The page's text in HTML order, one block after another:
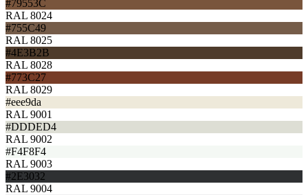
#79553C
RAL 8024
#755C49
RAL 8025
#4E3B2B
RAL 8028
#773C27
RAL 8029
#eee9da
RAL 9001
#DDDED4
RAL 9002
#F4F8F4
RAL 9003
#2E3032
RAL 9004